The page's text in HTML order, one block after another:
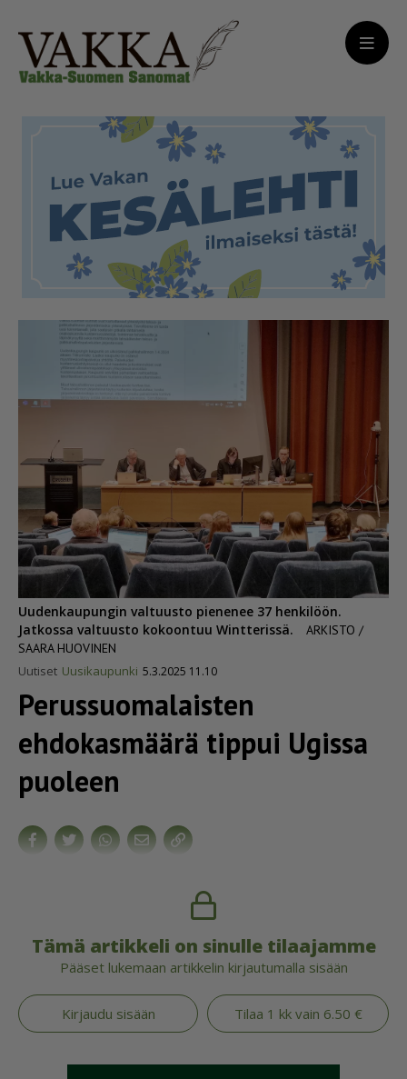
Uudenkaupungin valtuusto pienenee 37 henkilöön.
Jatkossa valtuusto kokoontuu Wintterissä.
ARKISTO /
SAARA HUOVINEN
Uutiset Uusikaupunki 5.3.2025 11.10
Perus­suo­ma­laisten
ehdokasmäärä tippui Ugissa
puoleen
Tämä artikkeli on sinulle tilaajamme
Pääset lukemaan artikkelin kirjautumalla sisään
Kirjaudu sisään Tilaa 1 kk vain 6.50 €